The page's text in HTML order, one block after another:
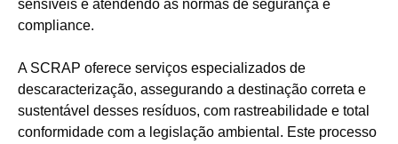
sensíveis e atendendo às normas de segurança e
compliance.
A SCRAP oferece serviços especializados de
descaracterização, assegurando a destinação correta e
sustentável desses resíduos, com rastreabilidade e total
conformidade com a legislação ambiental. Este processo